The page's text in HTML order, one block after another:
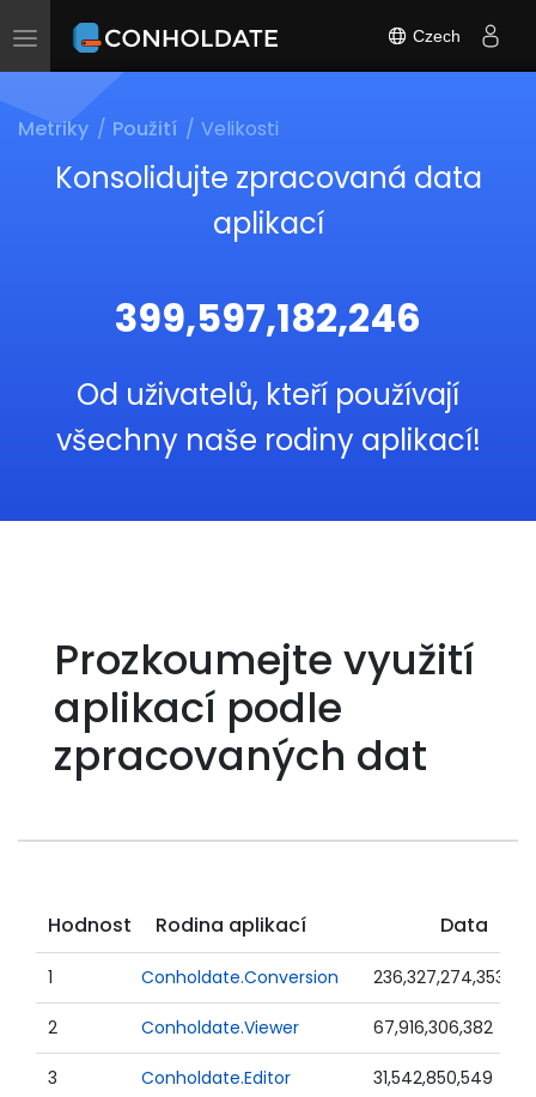
Toggle
Czech
Metriky Použití Velikosti
Konsolidujte zpracovaná data
aplikací
399,597,182,246
Od uživatelů, kteří používají
všechny naše rodiny aplikací!
Prozkoumejte využití
aplikací podle
zpracovaných dat
Hodnost Rodina aplikací Data
1 Conholdate.Conversion 236,327,274,353
2 Conholdate.Viewer 67,916,306,382
3 Conholdate.Editor 31,542,850,549